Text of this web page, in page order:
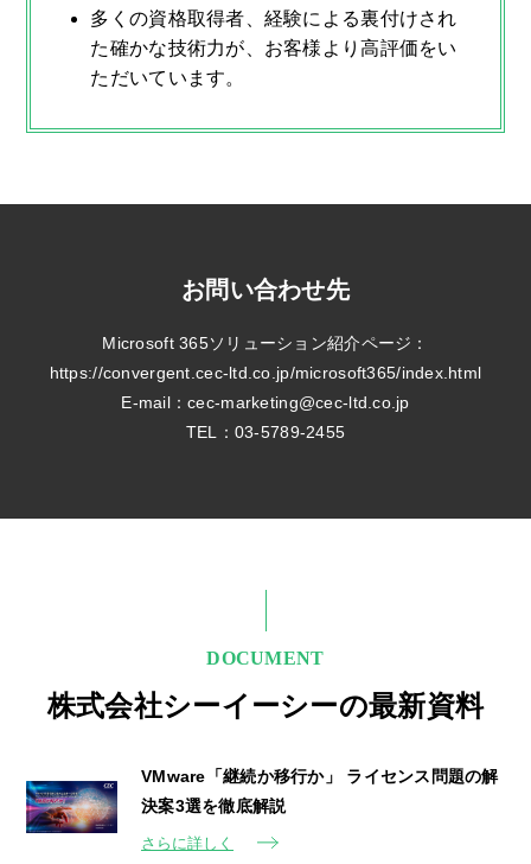
多くの資格取得者、経験による裏付けされ
た確かな技術力が、お客様より高評価をい
ただいています。
お問い合わせ先
Microsoft 365ソリューション紹介ページ：
https://convergent.cec-ltd.co.jp/microsoft365/index.html
E-mail：cec-marketing@cec-ltd.co.jp
TEL：03-5789-2455
DOCUMENT
株式会社シーイーシーの最新資料
VMware「継続か移行か」 ライセンス問題の解
決案3選を徹底解説
さらに詳しく